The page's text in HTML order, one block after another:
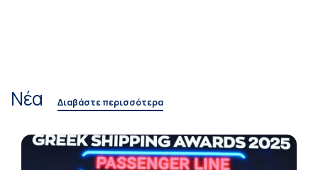
Νέα Διαβάστε περισσότερα